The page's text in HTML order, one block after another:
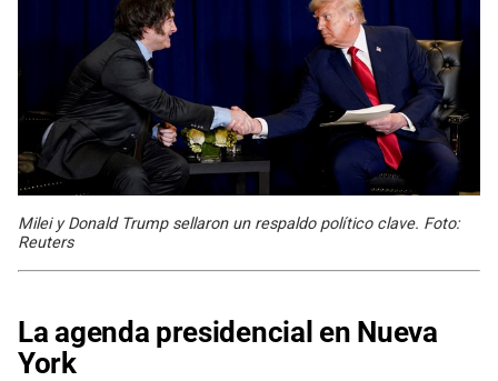
Milei y Donald Trump sellaron un respaldo político clave. Foto:
Reuters
La agenda presidencial en Nueva
York